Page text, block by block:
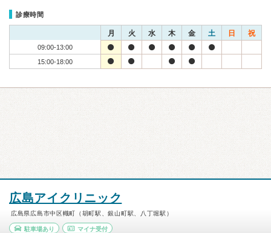
診療時間
月 火 水 木 金 土 日 祝
09:00-13:00
15:00-18:00
広島アイクリニック
広島県広島市中区幟町（胡町駅、銀山町駅、八丁堀駅）
駐車場あり マイナ受付